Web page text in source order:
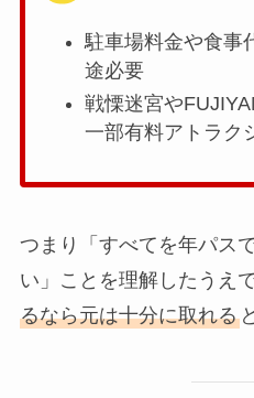
駐車場料金や食事
途必要
戦慄迷宮や
一部有料アトラク
つまり「すべてを年パス
い」ことを理解したうえで
るなら元は十分に取れる